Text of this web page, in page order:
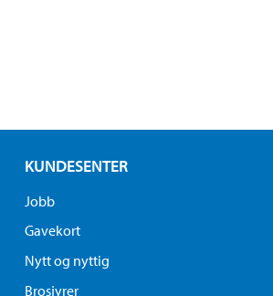
KUNDESENTER
Jobb
Gavekort
Nytt og nyttig
Brosjyrer